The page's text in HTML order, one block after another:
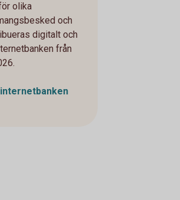
olika
och
digitalt och
från